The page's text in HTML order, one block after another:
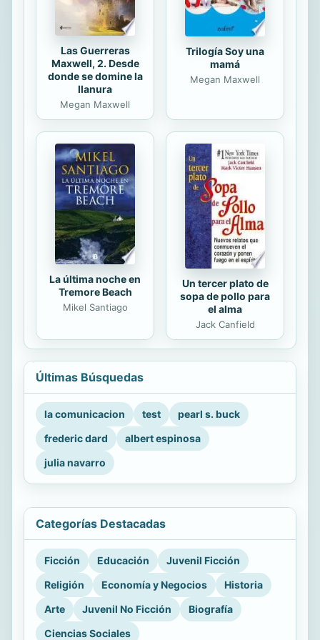
Maddie...
Las Guerreras
Maxwell, 2. Desde
donde se domine la
llanura
Megan Maxwell
Trilogía Soy una
mamá
Megan Maxwell
La última noche en
Tremore Beach
Mikel Santiago
Un tercer plato de
sopa de pollo para
el alma
Jack Canfield
Últimas Búsquedas
la comunicacion test
pearl s. buck
frederic dard
albert espinosa
julia navarro
Categorías Destacadas
Ficción Educación
Juvenil Ficción
Religión
Economía y Negocios
Historia
Arte
Juvenil No Ficción
Biografía
Ciencias Sociales